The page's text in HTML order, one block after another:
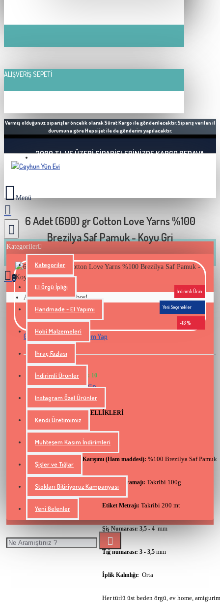
ALIŞVERIŞ SEPETI
Vermiş olduğunuz siparişler öncelik olarak Sürat Kargo ile gönderilecektir. Sipariş verilen il
durumuna göre Hepsijet ile de gönderim yapılacaktır.
2000 TL VE ÜZERI SIPARIŞLERINIZDE KARGO BEDAVA
Kategoriler
Kategoriler
El Örgü İpliği
Handmade - El Yapımı
Hobi Malzemeleri
İhraç Fazlası
İndirimli Ürünler
Instagram Özel Ürünler
Kendi Üretimimiz
Muhteşem Kasım İndirimleri
Şişler ve Tığlar
Stokları Bitiriyoruz Kampanyası
Yeni Gelenler
0
Alışveriş sepetiniz boş!
6 Adet (600) gr Cotton Love Yarns %100
Brezilya Saf Pamuk - Koyu Gri
İndirimli Ürün
Yeni Seçenekler
-13 %
0 yorum yapılmış. - Yorum Yap
STOK ADETI : 10
Marka: Ceyhun Yün
Model Numarası: BC38
ÜRÜN ÖZELLİKLERİ
Karışımı (Ham maddesi): %100 Brezilya Saf Pamuk
Yumak Gramajı: Takribi 100g
Etiket Metrajı: Takribi 200 mt
Şiş Numarası: 3,5 - 4 mm
Tığ numarası: 3 - 3,5 mm
İplik Kalınlığı: Orta
Her türlü üst beden örgü, ev home,